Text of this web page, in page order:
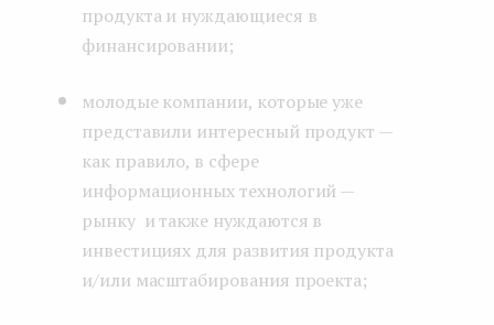
продукта и нуждающиеся в
финансировании;
молодые компании, которые уже
представили интересный продукт —
как правило, в сфере
информационных технологий —
рынку и также нуждаются в
инвестициях для развития продукта
и/или масштабирования проекта;